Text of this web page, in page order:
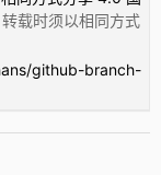
转载时须以相同方式
github-branch-